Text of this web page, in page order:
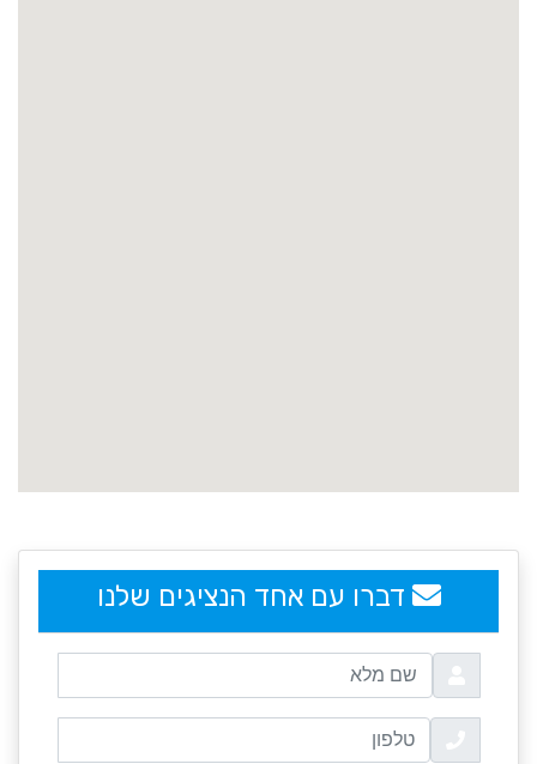
דברו עם אחד הנציגים שלנו